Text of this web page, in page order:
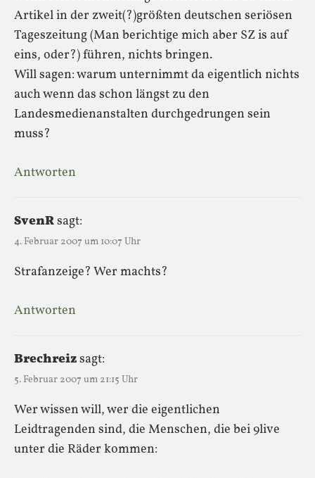
Artikel in der zweit(?)größten deutschen seriösen
Tageszeitung (Man berichtige mich aber SZ is auf
eins, oder?) führen, nichts bringen.
Will sagen: warum unternimmt da eigentlich nichts
auch wenn das schon längst zu den
Landesmedienanstalten durchgedrungen sein
muss?
Antworten
SvenRsagt:
4. Februar 2007 um 10:07 Uhr
Strafanzeige? Wer machts?
Antworten
Brechreizsagt:
5. Februar 2007 um 21:15 Uhr
Wer wissen will, wer die eigentlichen
Leidtragenden sind, die Menschen, die bei 9live
unter die Räder kommen: